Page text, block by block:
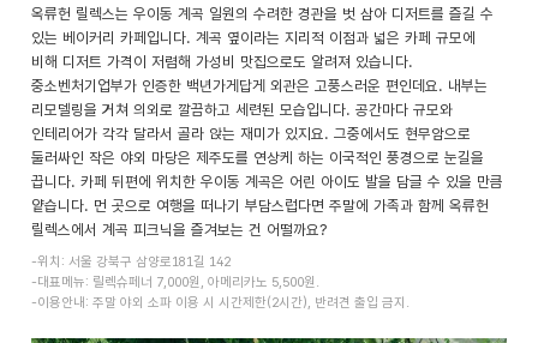
옥류헌 릴렉스는 우이동 계곡 일원의 수려한 경관을 벗 삼아 디저트를 즐길 수
있는 베이커리 카페입니다. 계곡 옆이라는 지리적 이점과 넓은 카페 규모에
비해 디저트 가격이 저렴해 가성비 맛집으로도 알려져 있습니다.
중소벤처기업부가 인증한 백년가게답게 외관은 고풍스러운 편인데요. 내부는
리모델링을 거쳐 의외로 깔끔하고 세련된 모습입니다. 공간마다 규모와
인테리어가 각각 달라서 골라 앉는 재미가 있지요. 그중에서도 현무암으로
둘러싸인 작은 야외 마당은 제주도를 연상케 하는 이국적인 풍경으로 눈길을
끕니다. 카페 뒤편에 위치한 우이동 계곡은 어린 아이도 발을 담글 수 있을 만큼
얕습니다. 먼 곳으로 여행을 떠나기 부담스럽다면 주말에 가족과 함께 옥류헌
릴렉스에서 계곡 피크닉을 즐겨보는 건 어떨까요?
-위치: 서울 강북구 삼양로181길 142
-대표메뉴: 릴렉슈페너 7,000원, 아메리카노 5,500원.
-이용안내: 주말 야외 소파 이용 시 시간제한(2시간), 반려견 출입 금지.